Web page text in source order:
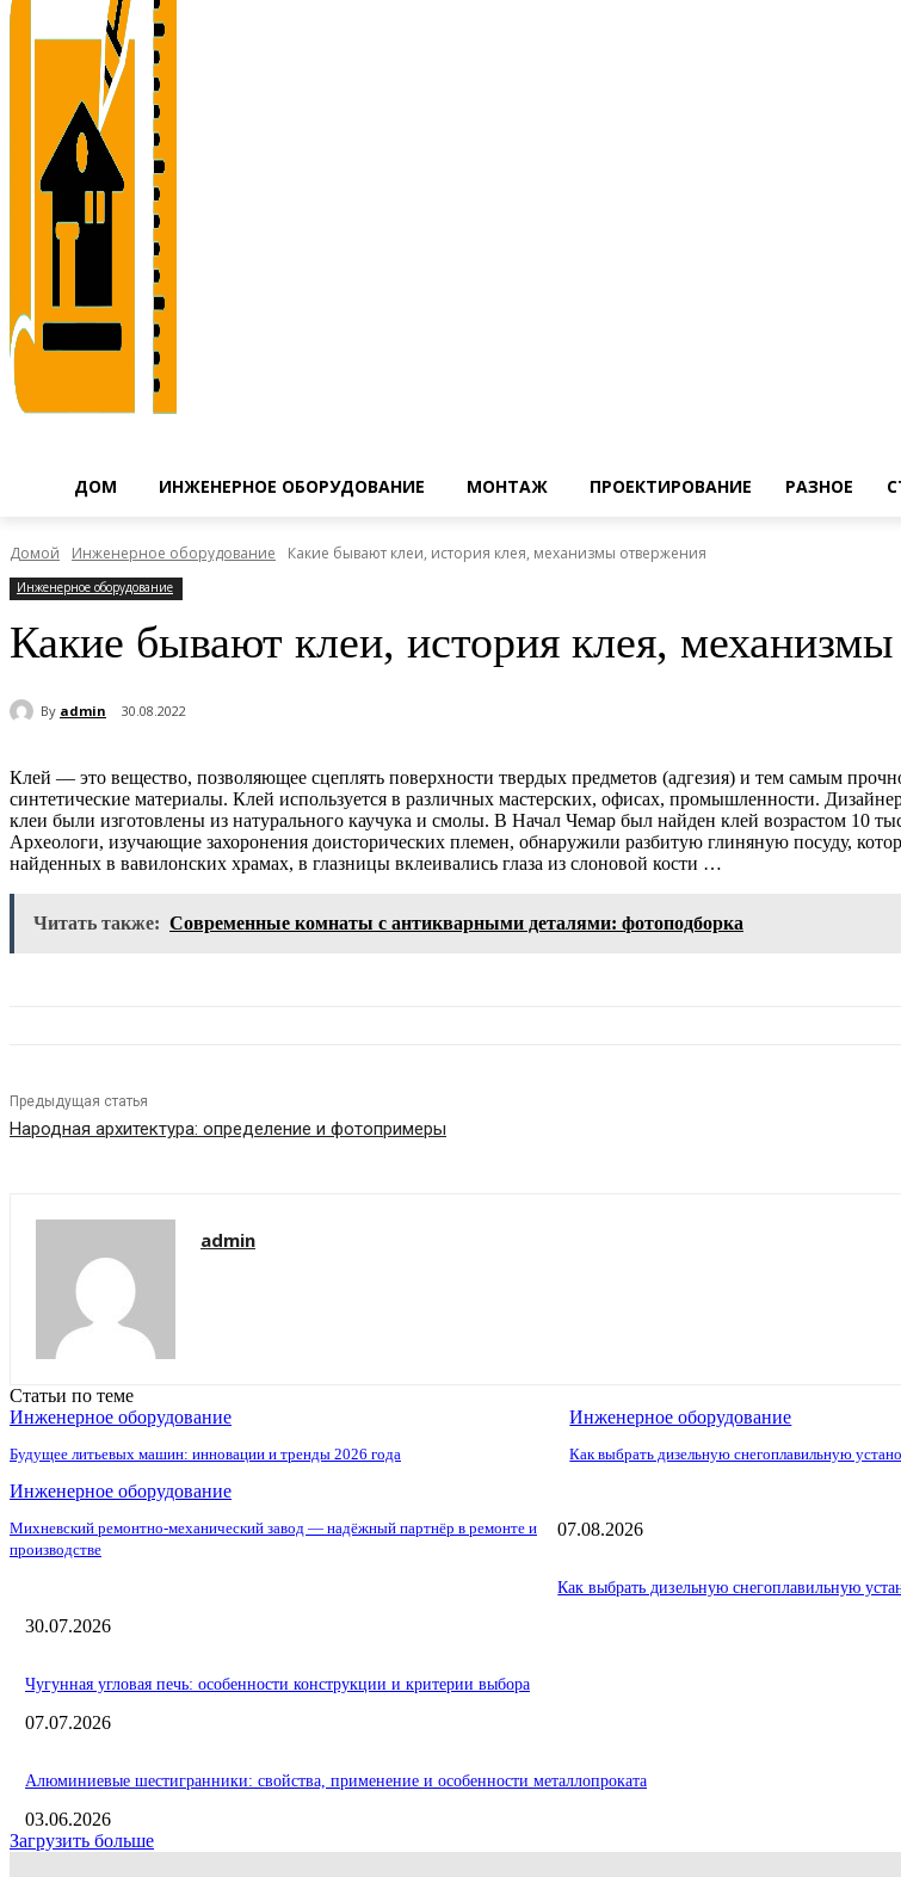
ДОМ ИНЖЕНЕРНОЕ ОБОРУДОВАНИЕ МОНТАЖ ПРОЕКТИРОВАНИЕ РАЗНОЕ
Домой Инженерное оборудование Какие бывают клеи, история клея, механизмы отвержения
Инженерное оборудование
Какие бывают клеи, история клея,
By admin 30.08.2022
Клей — это вещество, позволяющее сцеплять поверхности твердых предметов (адгезия) и тем самым
синтетические материалы. Клей используется в различных мастерских, офисах, промышленности.
клеи были изготовлены из натурального каучука и смолы. В Начал Чемар был найден клей возрастом 10
Археологи, изучающие захоронения доисторических племен, обнаружили разбитую глиняную посуду,
найденных в вавилонских храмах, в глазницы вклеивались глаза из слоновой кости …
Читать также: Современные комнаты с антикварными деталями: фотоподборка
Предыдущая статья
Народная архитектура: определение и фотопримеры
admin
Статьи по теме
Инженерное оборудование
Будущее литьевых машин: инновации и тренды 2026 года
Инженерное оборудование
Как выбрать дизельную снегоплавильную
Инженерное оборудование
Михневский ремонтно-механический завод — надёжный партнёр в ремонте и
производстве
07.08.2026
Как выбрать дизельную снегоплавильную
30.07.2026
Чугунная угловая печь: особенности конструкции и критерии выбора
07.07.2026
Алюминиевые шестигранники: свойства, применение и особенности металлопроката
03.06.2026
Загрузить больше